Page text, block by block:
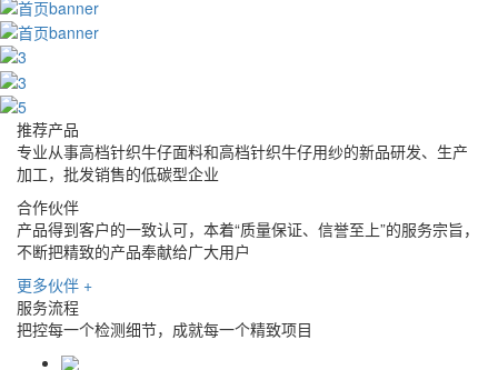
推荐产品
专业从事高档针织牛仔面料和高档针织牛仔用纱的新品研发、生产
加工，批发销售的低碳型企业
合作伙伴
产品得到客户的一致认可，本着“质量保证、信誉至上”的服务宗旨，
不断把精致的产品奉献给广大用户
更多伙伴 +
服务流程
把控每一个检测细节，成就每一个精致项目